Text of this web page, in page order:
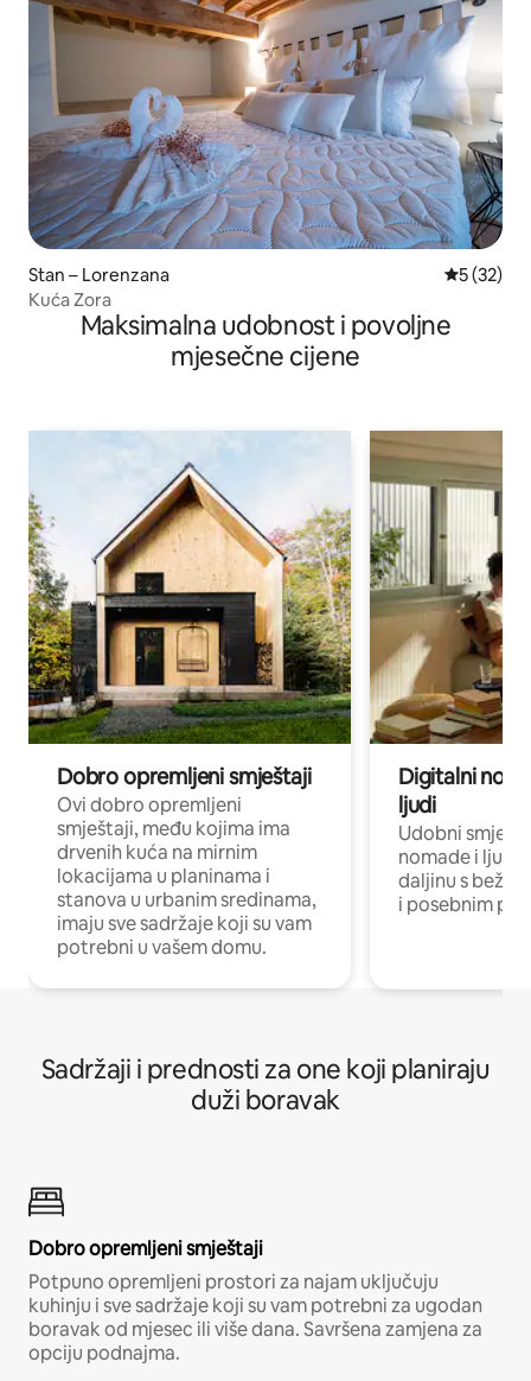
Stan – Lorenzana Prosječna
5 (32)
Kuća Zora
Maksimalna udobnost i povoljne
mjesečne cijene
Dobro opremljeni smještaji
Ovi dobro opremljeni
smještaji, među kojima ima
drvenih kuća na mirnim
lokacijama u planinama i
stanova u urbanim sredinama,
imaju sve sadržaje koji su vam
potrebni u vašem domu.
Digitalni
ljudi
Udobni
nomade i ljude
daljinu s
i posebnim
Sadržaji i prednosti za one koji planiraju
duži boravak
Dobro opremljeni smještaji
Potpuno opremljeni prostori za najam uključuju
kuhinju i sve sadržaje koji su vam potrebni za ugodan
boravak od mjesec ili više dana. Savršena zamjena za
opciju podnajma.